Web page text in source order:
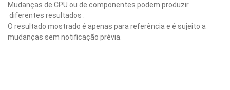
Mudanças de CPU ou de componentes podem produzir
diferentes resultados .
O resultado mostrado é apenas para referência e é sujeito a
mudanças sem notificação prévia.